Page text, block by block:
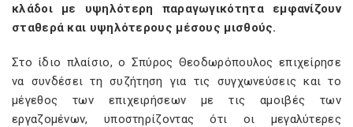
κλάδοι με υψηλότερη παραγωγικότητα εμφανίζουν
σταθερά και υψηλότερους μέσους μισθούς.
Στο ίδιο πλαίσιο, ο Σπύρος Θεοδωρόπουλος επιχείρησε
να συνδέσει τη συζήτηση για τις συγχωνεύσεις και το
μέγεθος των επιχειρήσεων με τις αμοιβές των
εργαζομένων, υποστηρίζοντας ότι οι μεγαλύτερες